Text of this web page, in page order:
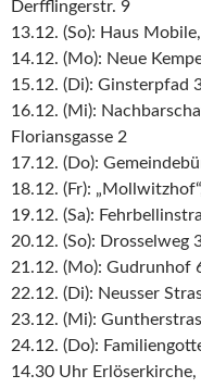
Derfflingerstr. 9
13.12. (So): Haus
14.12. (Mo): Neue
15.12. (Di): Ginsterpfad
16.12. (Mi):
Floriansgasse 2
17.12. (Do):
18.12. (Fr):
19.12. (Sa):
20.12. (So): Drosselweg
21.12. (Mo): Gudrunhof
22.12. (Di): Neusser
23.12. (Mi):
24.12. (Do):
14.30 Uhr